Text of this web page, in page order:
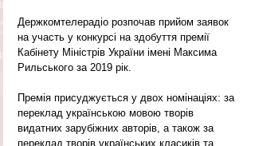
Держкомтелерадіо розпочав прийом заявок
на участь у конкурсі на здобуття премії
Кабінету Міністрів України імені Максима
Рильського за 2019 рік.
Премія присуджується у двох номінаціях: за
переклад українською мовою творів
видатних зарубіжних авторів, а також за
переклад творів українських класиків та